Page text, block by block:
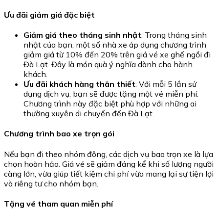
Ưu đãi giảm giá đặc biệt
Giảm giá theo tháng sinh nhật: Trong tháng sinh
nhật của bạn, một số nhà xe áp dụng chương trình
giảm giá từ 10% đến 20% trên giá vé xe ghế ngồi đi
Đà Lạt. Đây là món quà ý nghĩa dành cho hành
khách.
Ưu đãi khách hàng thân thiết: Với mỗi 5 lần sử
dụng dịch vụ, bạn sẽ được tặng một vé miễn phí.
Chương trình này đặc biệt phù hợp với những ai
thường xuyên di chuyển đến Đà Lạt.
Chương trình bao xe trọn gói
Nếu bạn đi theo nhóm đông, các dịch vụ bao trọn xe là lựa
chọn hoàn hảo. Giá vé sẽ giảm đáng kể khi số lượng người
càng lớn, vừa giúp tiết kiệm chi phí vừa mang lại sự tiện lợi
và riêng tư cho nhóm bạn.
Tặng vé tham quan miễn phí